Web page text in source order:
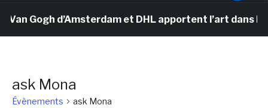
Van Gogh d’Amsterdam et DHL apportent l’art dans
ask Mona
Évènements ask Mona